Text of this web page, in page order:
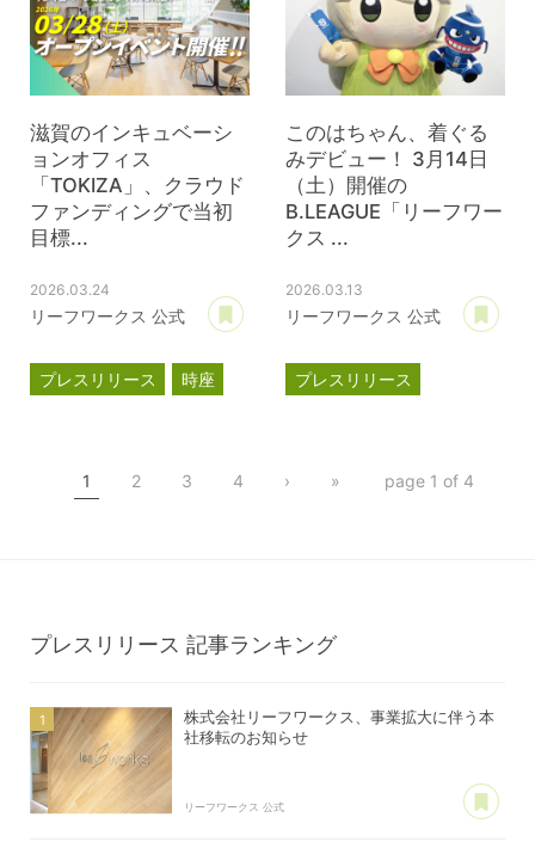
滋賀のインキュベーシ
ョンオフィス
「TOKIZA」、クラウド
ファンディングで当初
目標...
2026.03.24
リーフワークス 公式
あとで読む
プレスリリース
時座
クラウドファンディング
このはちゃん、着ぐる
みデビュー！ 3月14日
（土）開催の
B.LEAGUE「リーフワー
クス ...
2026.03.13
リーフワークス 公式
プレスリリース
1
2 3 4 › » page 1 of 4
プレスリリース 記事ランキング
株式会社リーフワークス、事業拡大に伴う本
社移転のお知らせ
リーフワークス 公式